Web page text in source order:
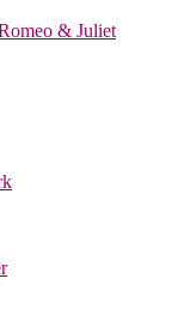
& Juliet